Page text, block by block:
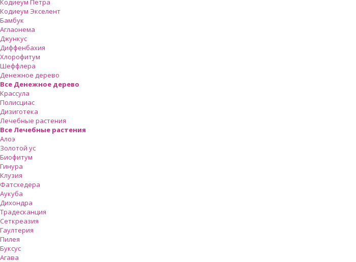
Кодиеум Петра
Кодиеум Экселент
Бамбук
Аглаонема
Джункус
Диффенбахия
Хлорофитум
Шеффлера
Денежное дерево
Все Денежное дерево
Крассула
Полисциас
Дизиготека
Лечебные растения
Все Лечебные растения
Алоэ
Золотой ус
Биофитум
Гинура
Клузия
Фатсхедера
Аукуба
Дихондра
Традесканция
Сеткреазия
Гаултерия
Пилея
Буксус
Агава